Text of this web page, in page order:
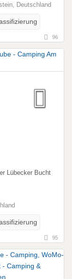
Deutschland
96
Lübecker Bucht
95